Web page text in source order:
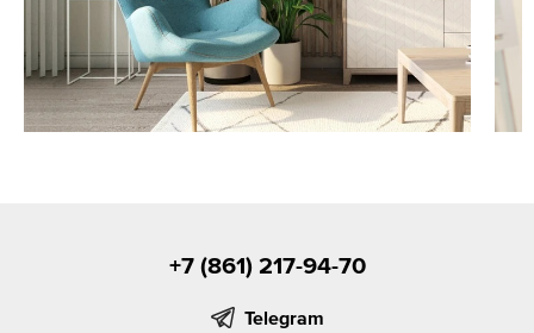
+7 (861) 217-94-70
Telegram